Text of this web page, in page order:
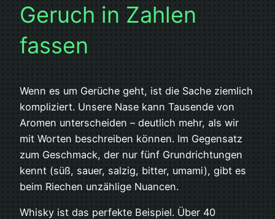
Geruch in Zahlen
fassen
Wenn es um Gerüche geht, ist die Sache ziemlich
kompliziert. Unsere Nase kann Tausende von
Aromen unterscheiden – deutlich mehr, als wir
mit Worten beschreiben können. Im Gegensatz
zum Geschmack, der nur fünf Grundrichtungen
kennt (süß, sauer, salzig, bitter, umami), gibt es
beim Riechen unzählige Nuancen.
Whisky ist das perfekte Beispiel. Über 40